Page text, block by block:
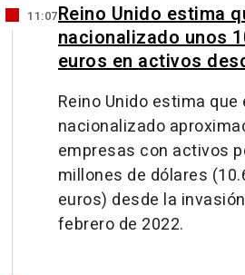
11:07Reino Unido estima
nacionalizado unos
euros en activos
Reino Unido estima
nacionalizado
empresas con activos
millones de dólares
euros) desde la
febrero de 2022.